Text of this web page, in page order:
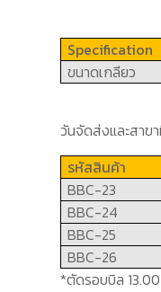
Specification
ขนาดเกลียว
วันจัดส่งและสาข
รหัสสินค้า
BBC-23
BBC-24
BBC-25
BBC-26
*ตัดรอบบิล